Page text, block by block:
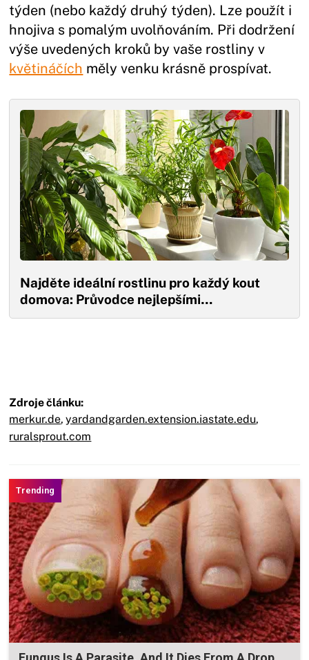
týden (nebo každý druhý týden). Lze použít i
hnojiva s pomalým uvolňováním. Při dodržení
výše uvedených kroků by vaše rostliny v
květináčích měly venku krásně prospívat.
Najděte ideální rostlinu pro každý kout
domova: Průvodce nejlepšími…
Zdroje článku:
merkur.de, yardandgarden.extension.iastate.edu,
ruralsprout.com